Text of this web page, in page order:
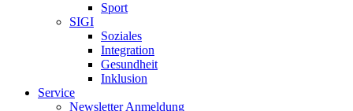
Sport
SIGI
Soziales
Integration
Gesundheit
Inklusion
Service
Newsletter Anmeldung